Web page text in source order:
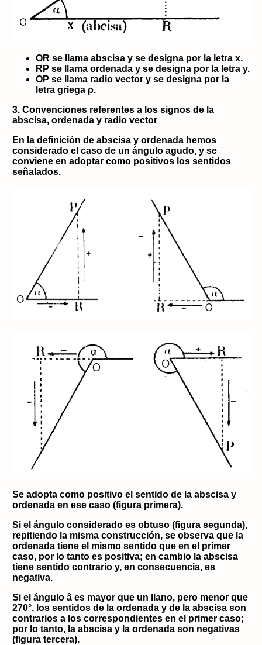
OR se llama abscisa y se designa por la letra x.
RP se llama ordenada y se designa por la letra y.
OP se llama radio vector y se designa por la
letra griega ρ.
3. Convenciones referentes a los signos de la
abscisa, ordenada y radio vector
En la definición de abscisa y ordenada hemos
considerado el caso de un ángulo agudo, y se
conviene en adoptar como positivos los sentidos
señalados.
Se adopta como positivo el sentido de la abscisa y
ordenada en ese caso (figura primera).
Si el ángulo considerado es obtuso (figura segunda),
repitiendo la misma construcción, se observa que la
ordenada tiene el mismo sentido que en el primer
caso, por lo tanto es positiva; en cambio la abscisa
tiene sentido contrario y, en consecuencia, es
negativa.
Si el ángulo â es mayor que un llano, pero menor que
270°, los sentidos de la ordenada y de la abscisa son
contrarios a los correspondientes en el primer caso;
por lo tanto, la abscisa y la ordenada son negativas
(figura tercera).